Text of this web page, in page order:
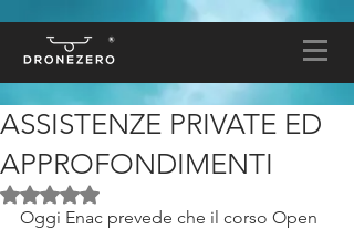
ASSISTENZE PRIVATE ED
APPROFONDIMENTI
Valutazione NaN stelle su 5.
Oggi Enac prevede che il corso Open